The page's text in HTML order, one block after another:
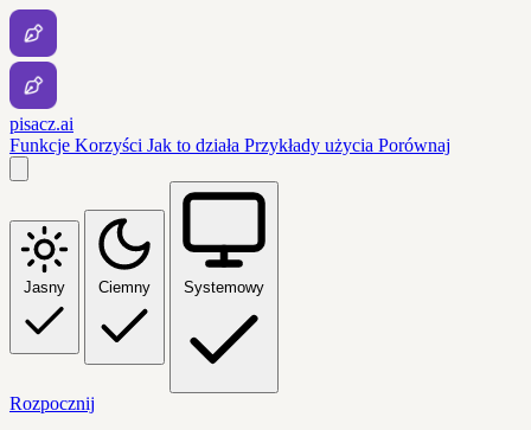
pisacz.ai
Funkcje Korzyści Jak to działa Przykłady użycia Porównaj
Jasny Ciemny Systemowy
Rozpocznij